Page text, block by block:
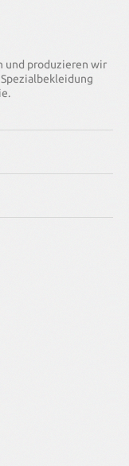
und produzieren wir
der Anpassung
die